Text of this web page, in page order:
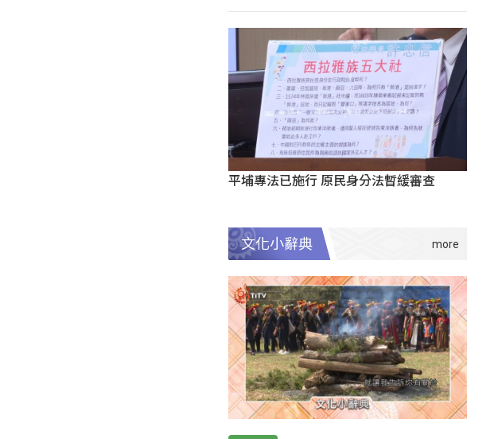
平埔專法已施行 原民身分法暫緩審查
文化小辭典